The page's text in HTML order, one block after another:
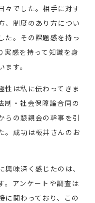
々でした。相手に対す
、制度のあり方につい
た。その課題感を持っ
実感を持って知識を身
す。
性は私に伝わってきま
制・社会保障論合同の
らの懇親会の幹事を引
。成功は板井さんのお
味深く感じたのは、
。アンケートや調査は
に関わっており、この